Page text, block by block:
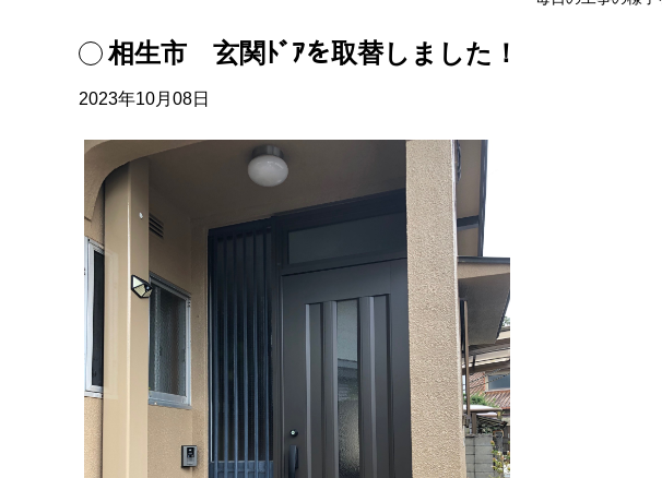
相生市 玄関ﾄﾞｱを取替しました！
2023年10月08日